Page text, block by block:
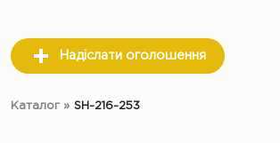
Надіслати оголошення
Каталог » SH-216-253